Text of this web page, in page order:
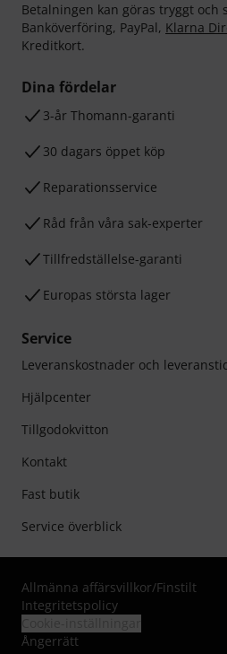
Betalningen kan göras tryggt och
Banköverföring, PayPal, Klarna
Kreditkort.
Dina fördelar
3-år Thomann-garanti
30 dagars öppet köp
Reparationsservice
Råd från våra sak-experter
Tillfredställelse-garanti
Europas största lager
Service
Leveranskostnader och
Hjälpcenter
Tillgodokvitton
Kontakt
Fast butik
Service överblick
Allmänna affärsvillkor/Finstilt
Integritetspolicy
Ångerrätt